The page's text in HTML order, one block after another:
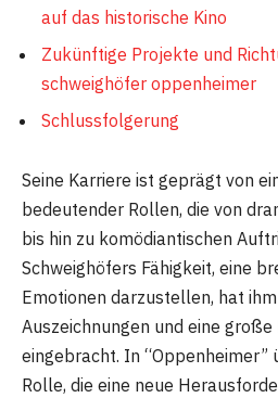
auf das historische Kino
Zukünftige Projekte und
schweighöfer oppenheimer
Schlussfolgerung
Seine Karriere ist geprägt von
bedeutender Rollen, die von
bis hin zu komödiantischen
Schweighöfers Fähigkeit, eine
Emotionen darzustellen, hat
Auszeichnungen und eine große
eingebracht. In “Oppenheimer”
Rolle, die eine neue